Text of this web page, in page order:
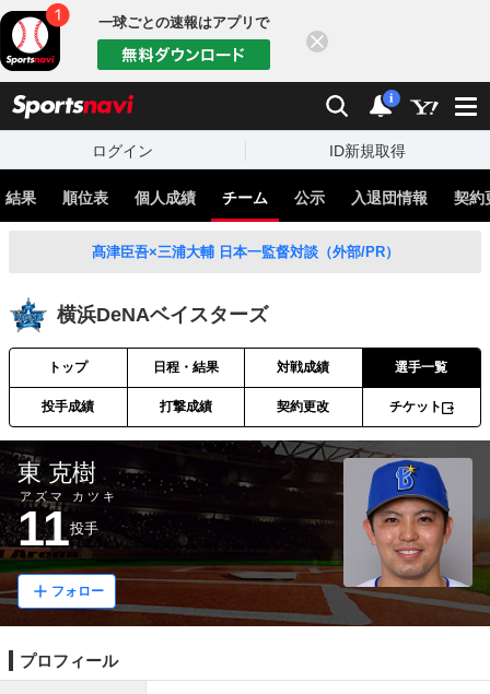
一球ごとの速報はアプリで
検索 通知
i
ログイン ID新規取得
結果 順位表 個人成績 チーム 公示 入退団情報 契約
髙津臣吾×三浦大輔 日本一監督対談（外部/PR）
横浜DeNAベイスターズ
トップ 日程・結果 対戦成績 選手一覧
投手成績 打撃成績 契約更改 チケット
東 克樹
アズマ カツキ
11投手
フォロー
プロフィール